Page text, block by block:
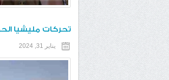
تحركات مليشيا
يناير 31, 2024